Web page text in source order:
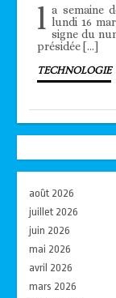
l a semaine
lundi 16
signe du
présidée […]
TECHNOLOGIE
août 2026
juillet 2026
juin 2026
mai 2026
avril 2026
mars 2026